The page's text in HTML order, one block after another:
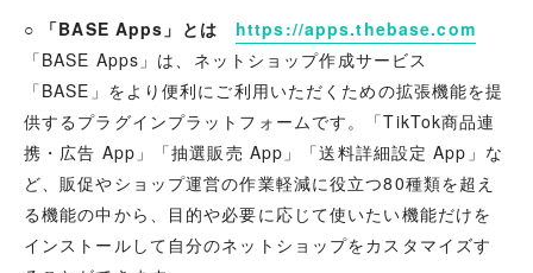
○ 「BASE Apps」とは https://apps.thebase.com
「BASE Apps」は、ネットショップ作成サービス
「BASE」をより便利にご利用いただくための拡張機能を提
供するプラグインプラットフォームです。「TikTok商品連
携・広告 App」「抽選販売 App」「送料詳細設定 App」な
ど、販促やショップ運営の作業軽減に役立つ80種類を超え
る機能の中から、目的や必要に応じて使いたい機能だけを
インストールして自分のネットショップをカスタマイズす